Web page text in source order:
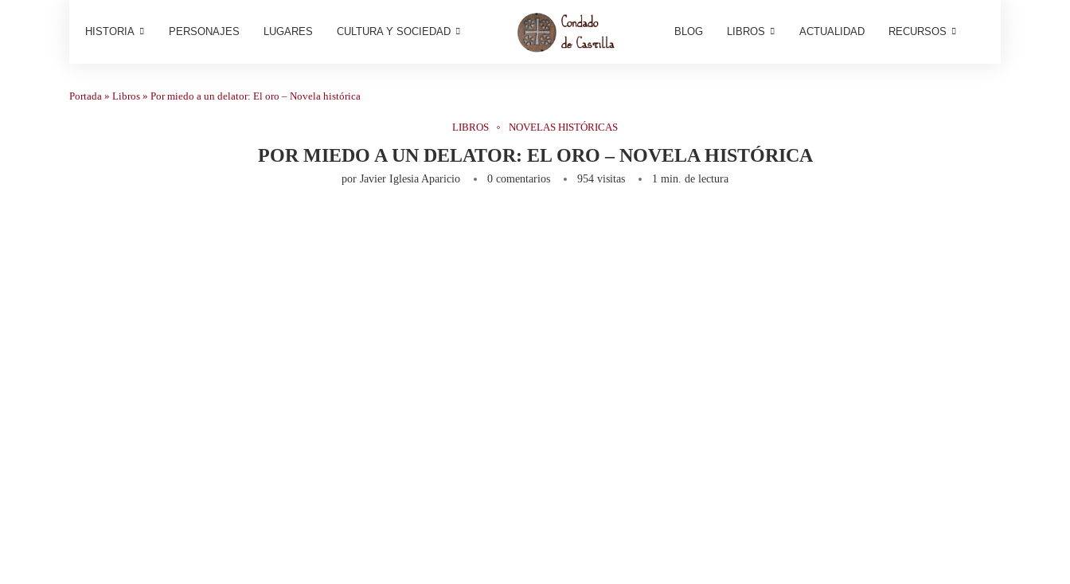
HISTORIA PERSONAJES LUGARES CULTURA Y SOCIEDAD BLOG LIBROS ACTUALIDAD RECURSOS
Portada » Libros » Por miedo a un delator: El oro – Novela histórica
LIBROS NOVELAS HISTÓRICAS
POR MIEDO A UN DELATOR: EL ORO – NOVELA HISTÓRICA
por Javier Iglesia Aparicio 0 comentarios 954 visitas 1 min. de lectura